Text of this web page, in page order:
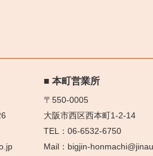
本町営業所
〒550-0005
大阪市西区西本町1-2-14
06-6532-6750
bigjin-